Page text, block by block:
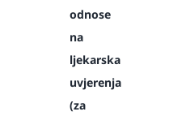
odnose
na
ljekarska
uvjerenja
(za